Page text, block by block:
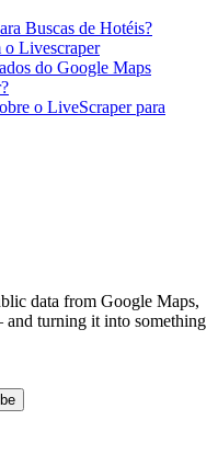
Buscas de Hotéis?
o Livescraper
do Google Maps
o LiveScraper para
data from Google Maps,
turning it into something